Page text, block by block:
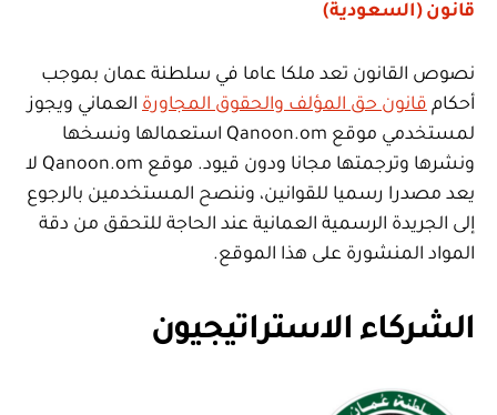
قانون (السعودية)
نصوص القانون تعد ملكا عاما في سلطنة عمان بموجب
أحكام قانون حق المؤلف والحقوق المجاورة العماني ويجوز
لمستخدمي موقع Qanoon.om استعمالها ونسخها
ونشرها وترجمتها مجانا ودون قيود. موقع Qanoon.om لا
يعد مصدرا رسميا للقوانين، وننصح المستخدمين بالرجوع
إلى الجريدة الرسمية العمانية عند الحاجة للتحقق من دقة
المواد المنشورة على هذا الموقع.
الشركاء الاستراتيجيون